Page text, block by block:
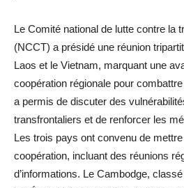
Le Comité national de lutte contre la
(NCCT) a présidé une réunion
Laos et le Vietnam, marquant une
coopération régionale pour
a permis de discuter des
transfrontaliers et de renforcer les
Les trois pays ont convenu de
coopération, incluant des réunions
d’informations. Le Cambodge,